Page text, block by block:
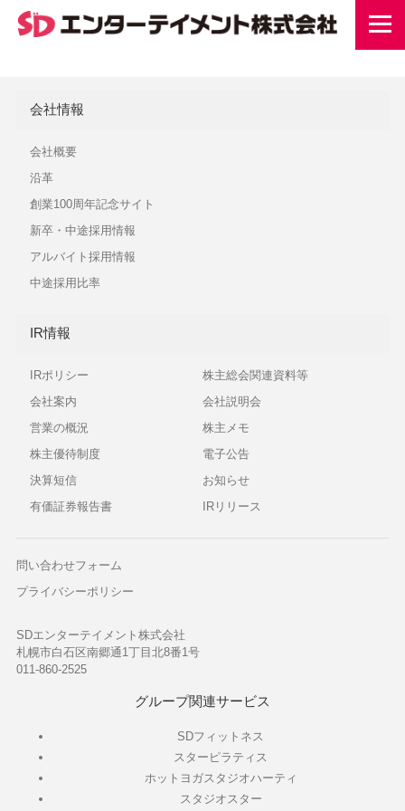
会社情報
会社概要
沿革
創業100周年記念サイト
新卒・中途採用情報
アルバイト採用情報
中途採用比率
IR情報
IRポリシー
会社案内
営業の概況
株主優待制度
決算短信
有価証券報告書
株主総会関連資料等
会社説明会
株主メモ
電子公告
お知らせ
IRリリース
問い合わせフォーム
プライバシーポリシー
SDエンターテイメント株式会社
札幌市白石区南郷通1丁目北8番1号
011-860-2525
グループ関連サービス
SDフィットネス
スターピラティス
ホットヨガスタジオハーティ
スタジオスター